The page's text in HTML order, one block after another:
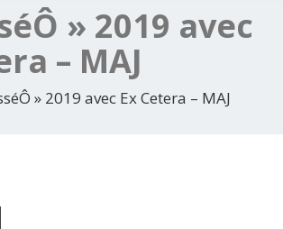
» 2019 avec
– MAJ
» 2019 avec Ex Cetera – MAJ